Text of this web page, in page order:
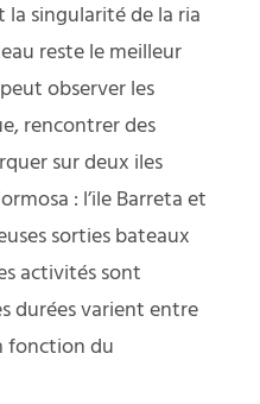
singularité de la ria
reste le meilleur
observer les
rencontrer des
sur deux iles
: l’ile Barreta et
sorties bateaux
activités sont
durées varient entre
fonction du